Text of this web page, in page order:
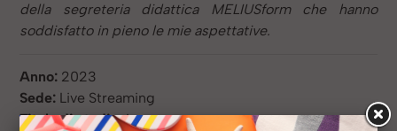
della segreteria didattica MELIUSform che hanno
soddisfatto in pieno le mie aspettative.
Anno: 2023
Sede: Live Streaming
Titolo di studio:Laurea